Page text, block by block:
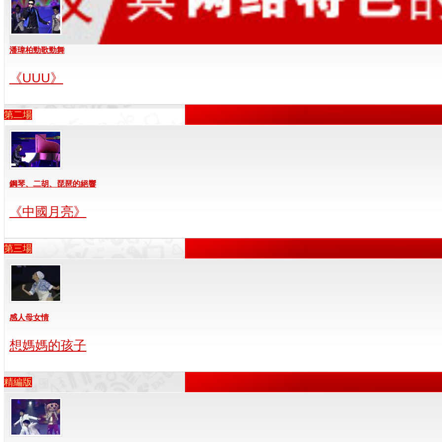
潘瑋柏勁歌勁舞
《UUU》
第二場
鋼琴、二胡、琵琶的絕響
《中國月亮》
第三場
感人母女情
想媽媽的孩子
精編版